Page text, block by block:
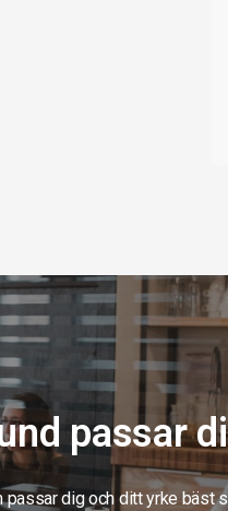
passar
dig och ditt yrke bäst